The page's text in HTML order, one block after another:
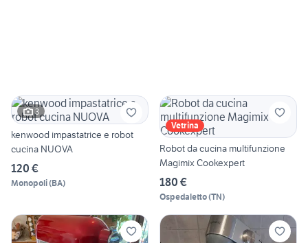
3
kenwood impastatrice e robot
cucina NUOVA
120 €
Monopoli(BA)
Vetrina
Robot da cucina multifunzione
Magimix Cookexpert
180 €
Ospedaletto(TN)